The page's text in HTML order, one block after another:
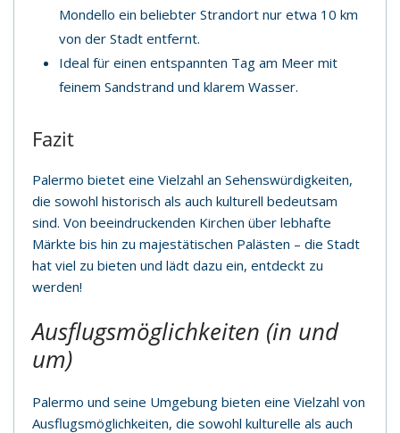
Mondello ein beliebter Strandort nur etwa 10 km
von der Stadt entfernt.
Ideal für einen entspannten Tag am Meer mit
feinem Sandstrand und klarem Wasser.
Fazit
Palermo bietet eine Vielzahl an Sehenswürdigkeiten,
die sowohl historisch als auch kulturell bedeutsam
sind. Von beeindruckenden Kirchen über lebhafte
Märkte bis hin zu majestätischen Palästen – die Stadt
hat viel zu bieten und lädt dazu ein, entdeckt zu
werden!
Ausflugsmöglichkeiten (in und
um)
Palermo und seine Umgebung bieten eine Vielzahl von
Ausflugsmöglichkeiten, die sowohl kulturelle als auch